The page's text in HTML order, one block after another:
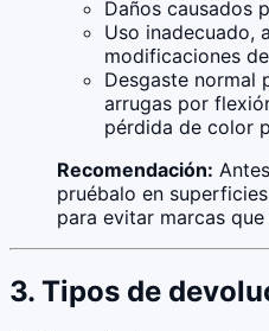
Daños causados
Uso inadecuado,
modificaciones
Desgaste normal
arrugas por
pérdida de color
Recomendación:
pruébalo en
para evitar marcas
3. Tipos de